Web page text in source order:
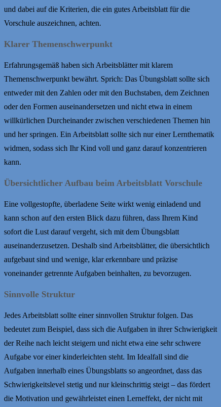
und dabei auf die Kriterien, die ein gutes Arbeitsblatt für die
Vorschule auszeichnen, achten.
Klarer Themenschwerpunkt
Erfahrungsgemäß haben sich Arbeitsblätter mit klarem
Themenschwerpunkt bewährt. Sprich: Das Übungsblatt sollte sich
entweder mit den Zahlen oder mit den Buchstaben, dem Zeichnen
oder den Formen auseinandersetzen und nicht etwa in einem
willkürlichen Durcheinander zwischen verschiedenen Themen hin
und her springen. Ein Arbeitsblatt sollte sich nur einer Lernthematik
widmen, sodass sich Ihr Kind voll und ganz darauf konzentrieren
kann.
Übersichtlicher Aufbau beim Arbeitsblatt Vorschule
Eine vollgestopfte, überladene Seite wirkt wenig einladend und
kann schon auf den ersten Blick dazu führen, dass Ihrem Kind
sofort die Lust darauf vergeht, sich mit dem Übungsblatt
auseinanderzusetzen. Deshalb sind Arbeitsblätter, die übersichtlich
aufgebaut sind und wenige, klar erkennbare und präzise
voneinander getrennte Aufgaben beinhalten, zu bevorzugen.
Sinnvolle Struktur
Jedes Arbeitsblatt sollte einer sinnvollen Struktur folgen. Das
bedeutet zum Beispiel, dass sich die Aufgaben in ihrer Schwierigkeit
der Reihe nach leicht steigern und nicht etwa eine sehr schwere
Aufgabe vor einer kinderleichten steht. Im Idealfall sind die
Aufgaben innerhalb eines Übungsblatts so angeordnet, dass das
Schwierigkeitslevel stetig und nur kleinschrittig steigt – das fördert
die Motivation und gewährleistet einen Lerneffekt, der nicht mit